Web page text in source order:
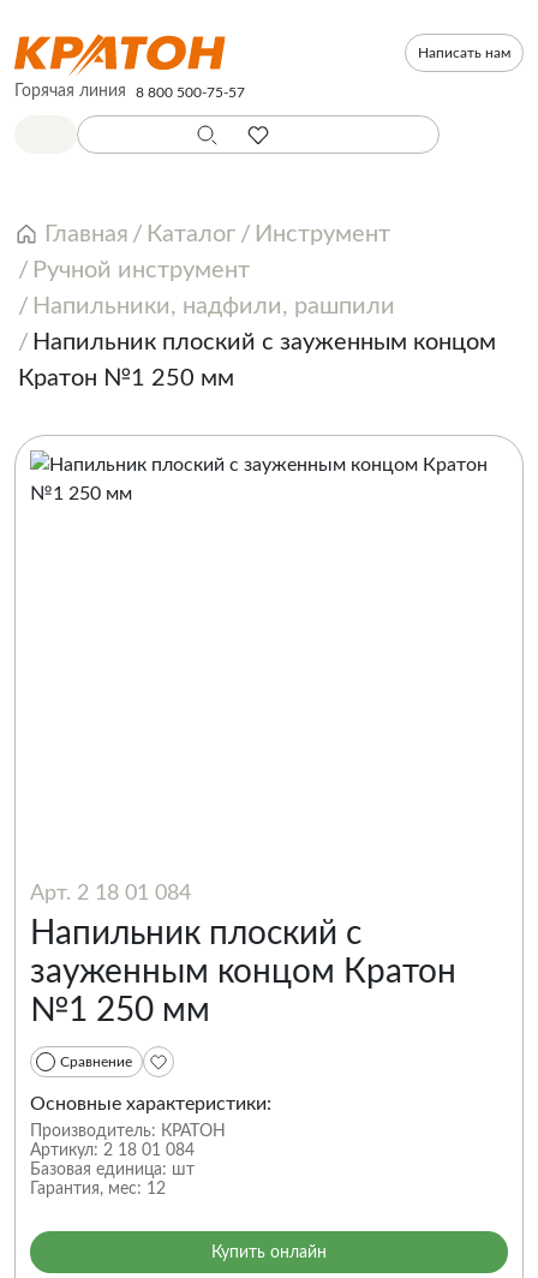
Написать нам
Горячая линия 8 800 500-75-57
Главная Каталог
Инструмент
Ручной инструмент
Напильники, надфили, рашпили
Напильник плоский с зауженным концом
Кратон №1 250 мм
Арт. 2 18 01 084
Напильник плоский с
зауженным концом Кратон
№1 250 мм
Сравнение
Основные характеристики:
Производитель: КРАТОН
Артикул: 2 18 01 084
Базовая единица: шт
Гарантия, мес: 12
Купить онлайн